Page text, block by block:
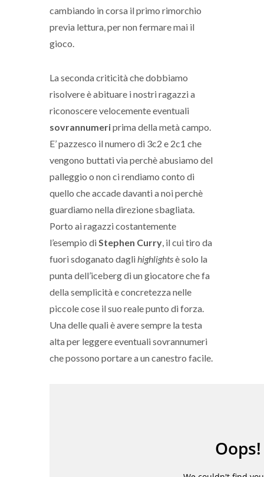
cambiando in corsa il primo rimorchio
previa lettura, per non fermare mai il
gioco.
La seconda criticità che dobbiamo
risolvere è abituare i nostri ragazzi a
riconoscere velocemente eventuali
sovrannumeriprima della metà campo.
E’ pazzesco il numero di 3c2 e 2c1 che
vengono buttati via perchè abusiamo del
palleggio o non ci rendiamo conto di
quello che accade davanti a noi perchè
guardiamo nella direzione sbagliata.
Porto ai ragazzi costantemente
l’esempio di Stephen Curry , il cui tiro da
fuori sdoganato dagli highlightsè solo la
punta dell’iceberg di un giocatore che fa
della semplicità e concretezza nelle
piccole cose il suo reale punto di forza.
Una delle quali è avere sempre la testa
alta per leggere eventuali sovrannumeri
che possono portare a un canestro facile.